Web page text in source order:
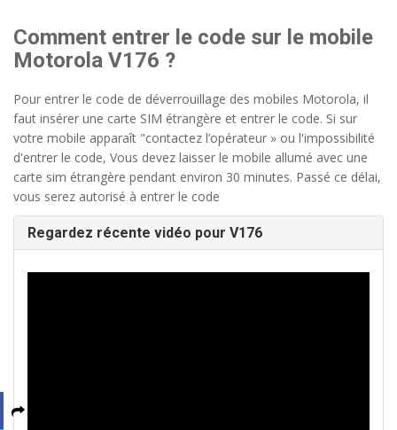
Comment entrer le code sur le mobile
Motorola V176 ?
Pour entrer le code de déverrouillage des mobiles Motorola, il
faut insérer une carte SIM étrangère et entrer le code. Si sur
votre mobile apparaît "contactez l’opérateur » ou l'impossibilité
d'entrer le code, Vous devez laisser le mobile allumé avec une
carte sim étrangère pendant environ 30 minutes. Passé ce délai,
vous serez autorisé à entrer le code
Regardez récente vidéo pour V176